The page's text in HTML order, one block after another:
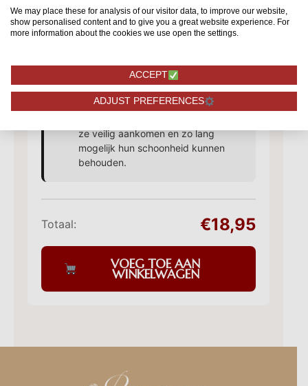
Chocolade, bonbons en meer
vanaf 4,95
Onze rozenboeketten worden
professioneel en stevig verpakt in
ze veilig aankomen en zo lang
mogelijk hun schoonheid kunnen
behouden.
Totaal: €18,95
VOEG TOE AAN
WINKELWAGEN
We may place these for analysis of our visitor data, to improve our website,
show personalised content and to give you a great website experience. For
more information about the cookies we use open the settings.
ACCEPT
ADJUST PREFERENCES